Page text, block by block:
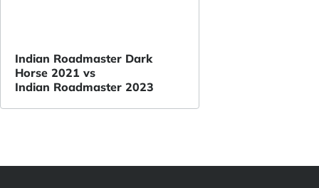
Indian Roadmaster Dark
Horse 2021 vs
Indian Roadmaster 2023